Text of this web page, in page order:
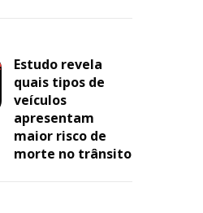
Estudo revela
quais tipos de
veículos
apresentam
maior risco de
morte no trânsito